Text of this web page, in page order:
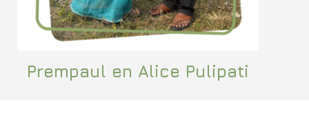
Prempaul en Alice Pulipati